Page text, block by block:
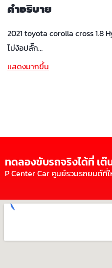
คำอธิบาย
2021 toyota corolla cross 1.8
ไม่ง้อปลั๊ก…
แสดงมากขึ้น
ทดลองขับรถจริงได้ที่ เ
P Center Car ศูนย์รวมรถยนต์